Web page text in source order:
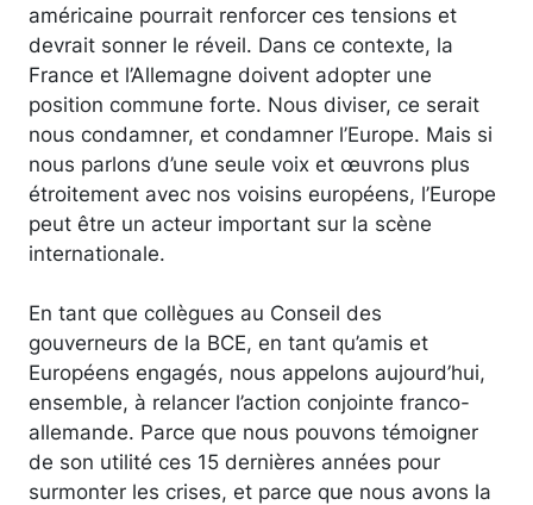
américaine pourrait renforcer ces tensions et
devrait sonner le réveil. Dans ce contexte, la
France et l’Allemagne doivent adopter une
position commune forte. Nous diviser, ce serait
nous condamner, et condamner l’Europe. Mais si
nous parlons d’une seule voix et œuvrons plus
étroitement avec nos voisins européens, l’Europe
peut être un acteur important sur la scène
internationale.
En tant que collègues au Conseil des
gouverneurs de la BCE, en tant qu’amis et
Européens engagés, nous appelons aujourd’hui,
ensemble, à relancer l’action conjointe franco-
allemande. Parce que nous pouvons témoigner
de son utilité ces 15 dernières années pour
surmonter les crises, et parce que nous avons la